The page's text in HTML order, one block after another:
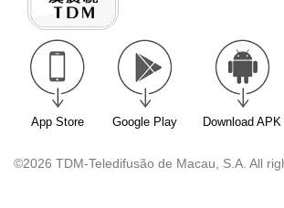
App Store Google Play Download APK
©2026 TDM-Teledifusão de Macau, S.A. All